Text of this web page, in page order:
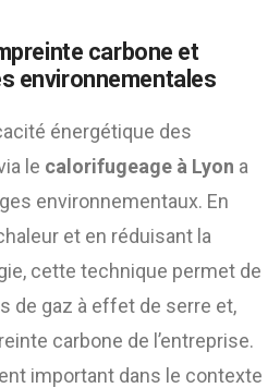
carbone et
environnementales
énergétique des
le calorifugeage à Lyon a
environnementaux. En
et en réduisant la
cette technique permet de
de gaz à effet de serre et,
carbone de l’entreprise.
important dans le contexte